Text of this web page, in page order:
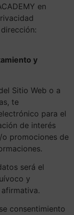
en
y
Sitio Web o a
te
para el
de interés
promociones de
será el
y
consentimiento